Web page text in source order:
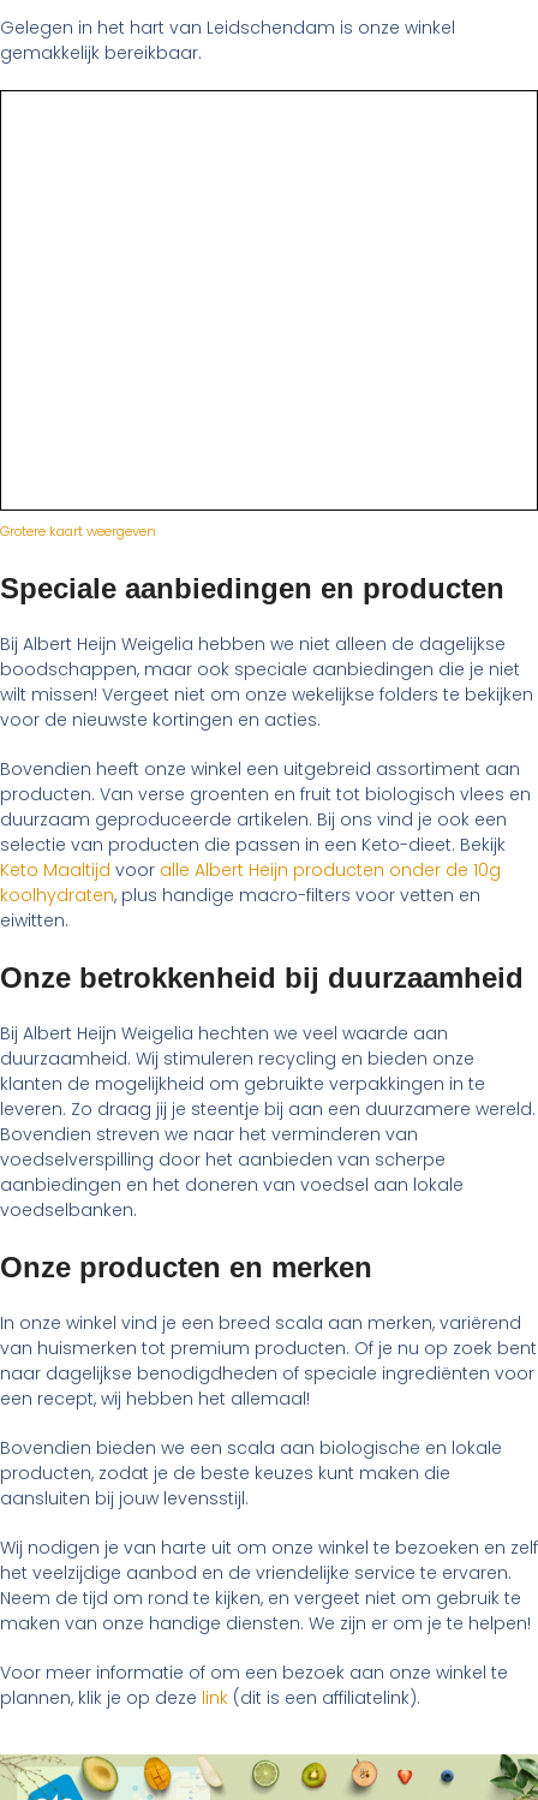
Gelegen in het hart van Leidschendam is onze winkel
gemakkelijk bereikbaar.
Grotere kaart weergeven
Speciale aanbiedingen en producten
Bij Albert Heijn Weigelia hebben we niet alleen de dagelijkse
boodschappen, maar ook speciale aanbiedingen die je niet
wilt missen! Vergeet niet om onze wekelijkse folders te bekijken
voor de nieuwste kortingen en acties.
Bovendien heeft onze winkel een uitgebreid assortiment aan
producten. Van verse groenten en fruit tot biologisch vlees en
duurzaam geproduceerde artikelen. Bij ons vind je ook een
selectie van producten die passen in een Keto-dieet. Bekijk
Keto Maaltijd voor alle Albert Heijn producten onder de 10g
koolhydraten, plus handige macro-filters voor vetten en
eiwitten.
Onze betrokkenheid bij duurzaamheid
Bij Albert Heijn Weigelia hechten we veel waarde aan
duurzaamheid. Wij stimuleren recycling en bieden onze
klanten de mogelijkheid om gebruikte verpakkingen in te
leveren. Zo draag jij je steentje bij aan een duurzamere wereld.
Bovendien streven we naar het verminderen van
voedselverspilling door het aanbieden van scherpe
aanbiedingen en het doneren van voedsel aan lokale
voedselbanken.
Onze producten en merken
In onze winkel vind je een breed scala aan merken, variërend
van huismerken tot premium producten. Of je nu op zoek bent
naar dagelijkse benodigdheden of speciale ingrediënten voor
een recept, wij hebben het allemaal!
Bovendien bieden we een scala aan biologische en lokale
producten, zodat je de beste keuzes kunt maken die
aansluiten bij jouw levensstijl.
Wij nodigen je van harte uit om onze winkel te bezoeken en zelf
het veelzijdige aanbod en de vriendelijke service te ervaren.
Neem de tijd om rond te kijken, en vergeet niet om gebruik te
maken van onze handige diensten. We zijn er om je te helpen!
Voor meer informatie of om een bezoek aan onze winkel te
plannen, klik je op deze link (dit is een affiliatelink).